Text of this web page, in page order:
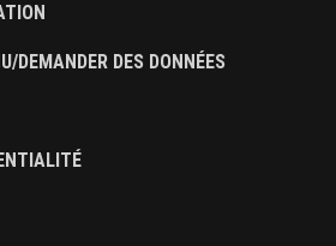
DEMANDER DES DONNÉES